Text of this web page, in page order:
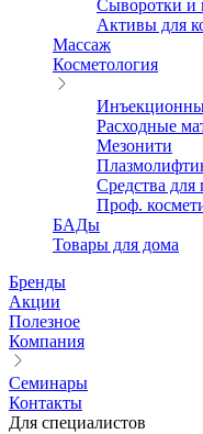
Сыворотки и
Активы для
Массаж
Косметология
Расходные
Мезонити
Средства для
Проф.
БАДы
Товары для дома
Бренды
Акции
Полезное
Компания
Семинары
Контакты
Для специалистов